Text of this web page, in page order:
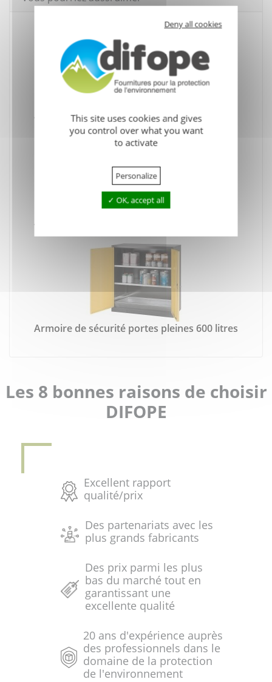
Armoire de sécurité portes pleines 310 litres
Armoire de sécurité portes pleines 465 litres
Armoire de sécurité portes pleines 600 litres
Les 8 bonnes raisons de choisir
DIFOPE
Excellent rapport
qualité/prix
Des partenariats avec les
plus grands fabricants
Des prix parmi les plus
bas du marché tout en
garantissant une
excellente qualité
20 ans d'expérience auprès
des professionnels dans le
domaine de la protection
de l'environnement
Deny all cookies
This site uses cookies and gives
you control over what you want
to activate
Personalize
OK, accept all